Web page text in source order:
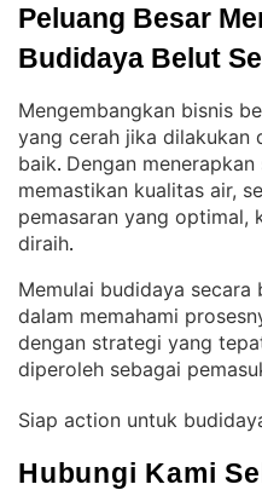
Peluang Besar
Budidaya Belut
Mengembangkan bisnis
yang cerah jika dilakukan
baik. Dengan
memastikan kualitas air,
pemasaran yang optimal,
diraih.
Memulai budidaya
dalam memahami
dengan strategi yang
diperoleh sebagai
Siap action untuk
Hubungi Kami